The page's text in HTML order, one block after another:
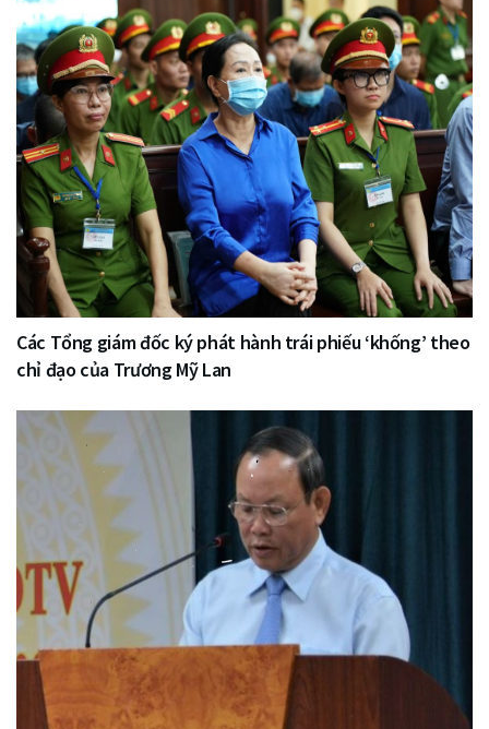
Các Tổng giám đốc ký phát hành trái phiếu ‘khống’ theo
chỉ đạo của Trương Mỹ Lan